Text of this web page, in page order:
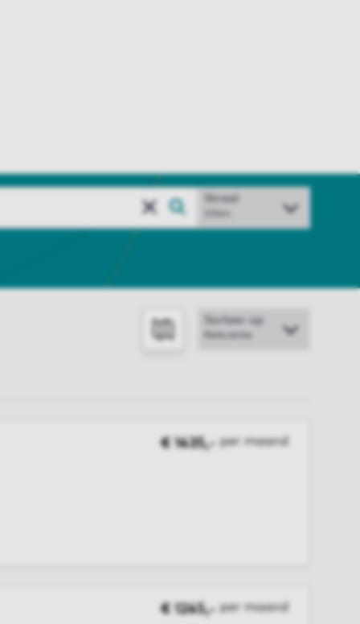
Straal
Sorteer op
€ 1435,- per maand
€ 1245,- per maand